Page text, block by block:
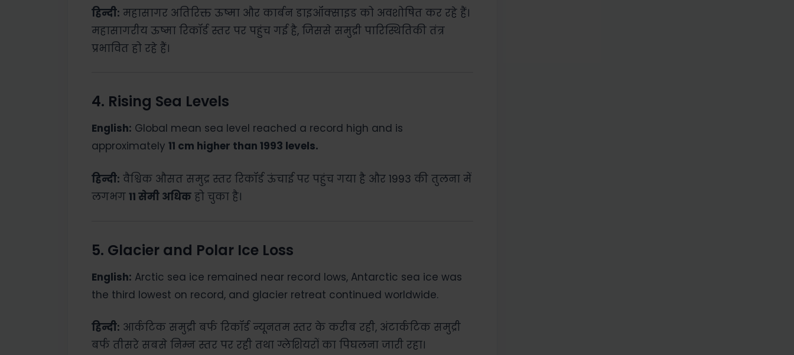
हिन्दी: महासागर अतिरिक्त ऊष्मा और कार्बन डाइऑक्साइड को अवशोषित कर रहे हैं।
महासागरीय ऊष्मा रिकॉर्ड स्तर पर पहुंच गई है, जिससे समुद्री पारिस्थितिकी तंत्र
प्रभावित हो रहे हैं।
4. Rising Sea Levels
English: Global mean sea level reached a record high and is
approximately 11 cm higher than 1993 levels.
हिन्दी: वैश्विक औसत समुद्र स्तर रिकॉर्ड ऊंचाई पर पहुंच गया है और 1993 की तुलना में
लगभग 11 सेमी अधिक हो चुका है।
5. Glacier and Polar Ice Loss
English: Arctic sea ice remained near record lows, Antarctic sea ice was
the third lowest on record, and glacier retreat continued worldwide.
हिन्दी: आर्कटिक समुद्री बर्फ रिकॉर्ड न्यूनतम स्तर के करीब रही, अंटार्कटिक समुद्री
बर्फ तीसरे सबसे निम्न स्तर पर रही तथा ग्लेशियरों का पिघलना जारी रहा।